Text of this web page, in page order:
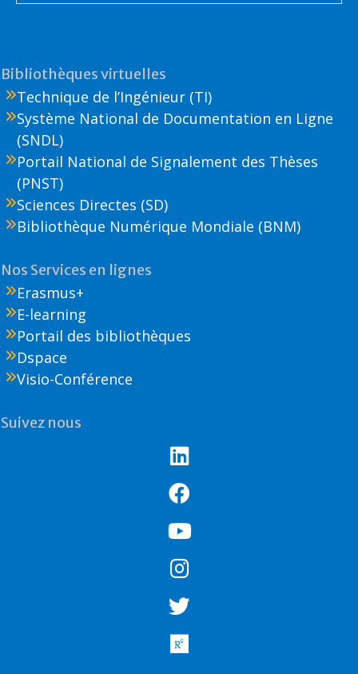
Bibliothèques virtuelles
Technique de l’Ingénieur (TI)
Système National de Documentation en Ligne
(SNDL)
Portail National de Signalement des Thèses
(PNST)
Sciences Directes (SD)
Bibliothèque Numérique Mondiale (BNM)
Nos Services en lignes
Erasmus+
E-learning
Portail des bibliothèques
Dspace
Visio-Conférence
Suivez nous